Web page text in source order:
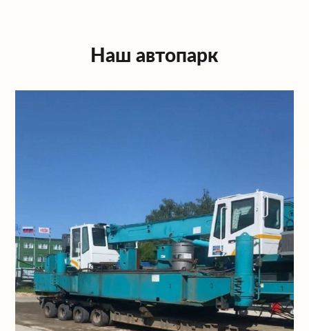
Наш автопарк